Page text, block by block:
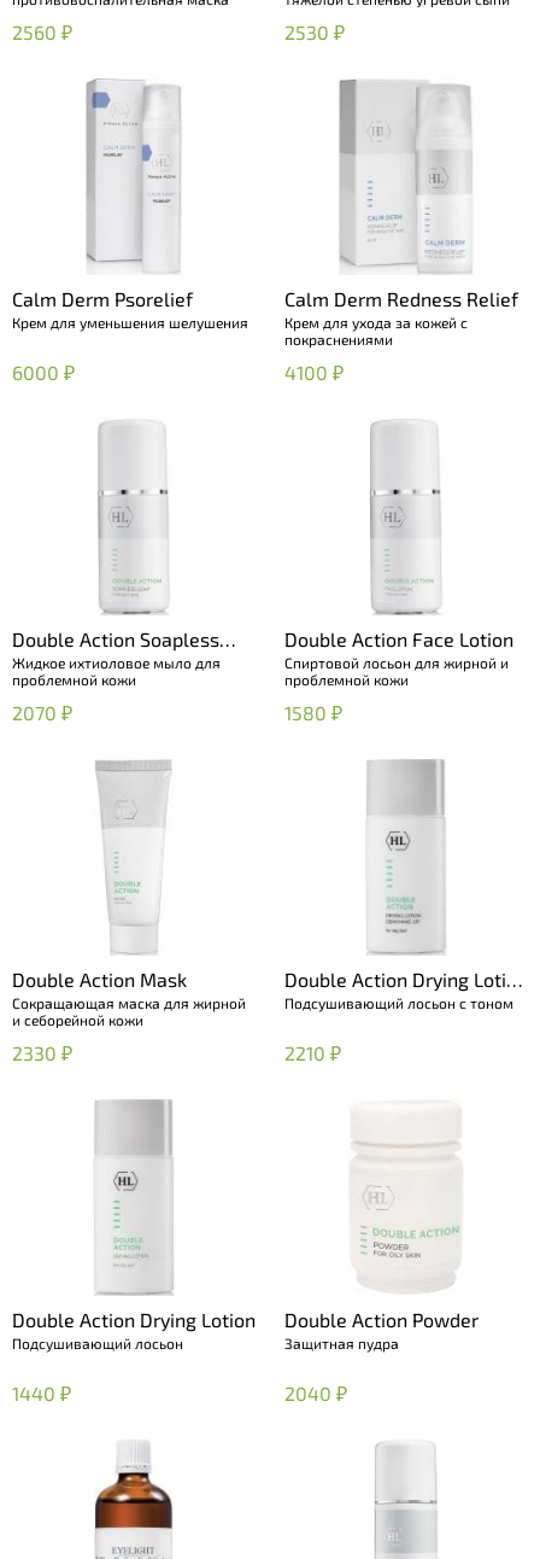
2560 ₽ 2530 ₽
Calm Derm Psorelief
Крем для уменьшения шелушения
6000 ₽
Calm Derm Redness Relief
Крем для ухода за кожей с
покраснениями
4100 ₽
Double Action Soapless
Soap
Жидкое ихтиоловое мыло для
проблемной кожи
2070 ₽
Double Action Face Lotion
Спиртовой лосьон для жирной и
проблемной кожи
1580 ₽
Double Action Mask
Сокращающая маска для жирной
и себорейной кожи
2330 ₽
Double Action Drying Lotion
Demi Make-up
Подсушивающий лосьон с тоном
2210 ₽
Double Action Drying Lotion
Подсушивающий лосьон
1440 ₽
Double Action Powder
Защитная пудра
2040 ₽